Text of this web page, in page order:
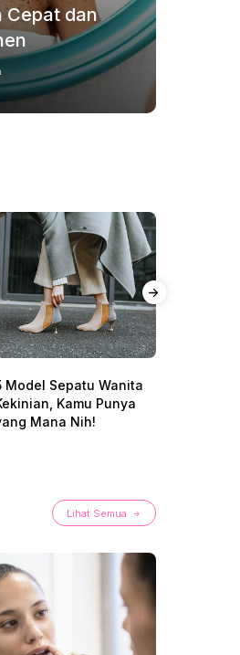
Cepat dan
Model Sepatu Wanita
Kamu Punya
Mana Nih!
Lihat Semua